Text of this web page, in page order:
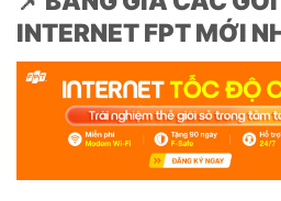
INTERNET FPT MỚI